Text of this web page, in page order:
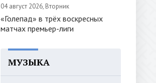
04 август 2026, Вторник
«Голепад» в трёх воскресных
матчах премьер-лиги
МУЗЫКА